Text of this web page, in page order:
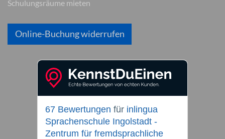
Schulungsräume mieten
Online-Buchung widerrufen
67 Bewertungen für inlingua
Sprachenschule Ingolstadt -
Zentrum für fremdsprachliche